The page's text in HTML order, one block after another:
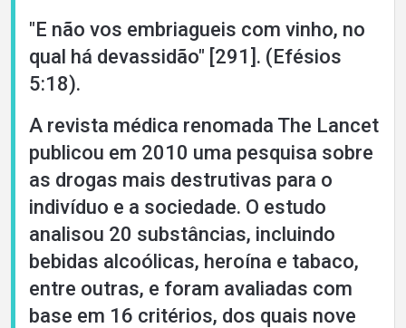
"E não vos embriagueis com vinho, no
qual há devassidão" [291]. (Efésios
5:18).
A revista médica renomada The Lancet
publicou em 2010 uma pesquisa sobre
as drogas mais destrutivas para o
indivíduo e a sociedade. O estudo
analisou 20 substâncias, incluindo
bebidas alcoólicas, heroína e tabaco,
entre outras, e foram avaliadas com
base em 16 critérios, dos quais nove